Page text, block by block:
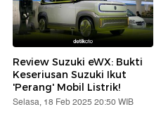
Review Suzuki eWX: Bukti
Keseriusan Suzuki Ikut
'Perang' Mobil Listrik!
Selasa, 18 Feb 2025 20:50 WIB